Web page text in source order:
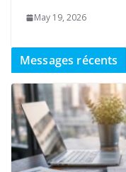
May 19, 2026
Messages récents